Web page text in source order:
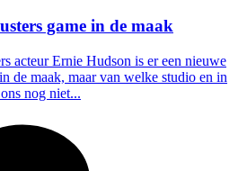
game in de maak
acteur Ernie Hudson is er een nieuwe
de maak, maar van welke studio en in
nog niet...